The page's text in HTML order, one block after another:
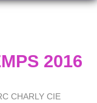
2016
CHARLY CIE